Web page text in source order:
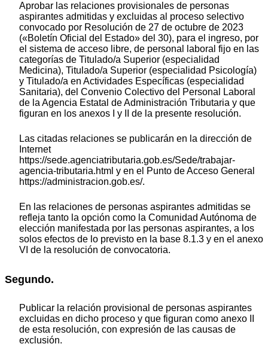
Aprobar las relaciones provisionales de personas
aspirantes admitidas y excluidas al proceso selectivo
convocado por Resolución de 27 de octubre de 2023
(«Boletín Oficial del Estado» del 30), para el ingreso, por
el sistema de acceso libre, de personal laboral fijo en las
categorías de Titulado/a Superior (especialidad
Medicina), Titulado/a Superior (especialidad Psicología)
y Titulado/a en Actividades Específicas (especialidad
Sanitaria), del Convenio Colectivo del Personal Laboral
de la Agencia Estatal de Administración Tributaria y que
figuran en los anexos I y II de la presente resolución.
Las citadas relaciones se publicarán en la dirección de
Internet
https://sede.agenciatributaria.gob.es/Sede/trabajar-
agencia-tributaria.html y en el Punto de Acceso General
https://administracion.gob.es/.
En las relaciones de personas aspirantes admitidas se
refleja tanto la opción como la Comunidad Autónoma de
elección manifestada por las personas aspirantes, a los
solos efectos de lo previsto en la base 8.1.3 y en el anexo
VI de la resolución de convocatoria.
Segundo.
Publicar la relación provisional de personas aspirantes
excluidas en dicho proceso y que figuran como anexo II
de esta resolución, con expresión de las causas de
exclusión.